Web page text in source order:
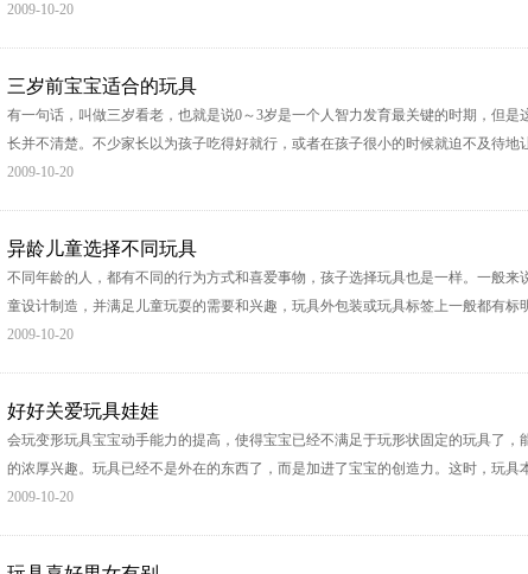
2009-10-20
三岁前宝宝适合的玩具
有一句话，叫做三岁看老，也就是说0～3岁是一个人智力发育最关键的时期，但是
长并不清楚。不少家长以为孩子吃得好就行，或者在孩子很小的时候就迫不及待地
2009-10-20
异龄儿童选择不同玩具
不同年龄的人，都有不同的行为方式和喜爱事物，孩子选择玩具也是一样。一般来
童设计制造，并满足儿童玩耍的需要和兴趣，玩具外包装或玩具标签上一般都有标
2009-10-20
好好关爱玩具娃娃
会玩变形玩具宝宝动手能力的提高，使得宝宝已经不满足于玩形状固定的玩具了，
的浓厚兴趣。玩具已经不是外在的东西了，而是加进了宝宝的创造力。这时，玩具
2009-10-20